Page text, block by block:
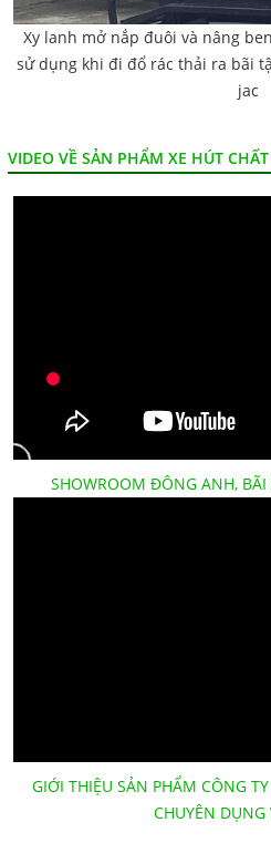
Xy lanh mở nắp đuôi và nâng
sử dụng khi đi đổ rác thải ra bãi
jac
VIDEO VỀ SẢN PHẨM XE HÚT
SHOWROOM ĐÔNG ANH, BÃI
GIỚI THIỆU SẢN PHẨM CÔNG
CHUYÊN DỤNG